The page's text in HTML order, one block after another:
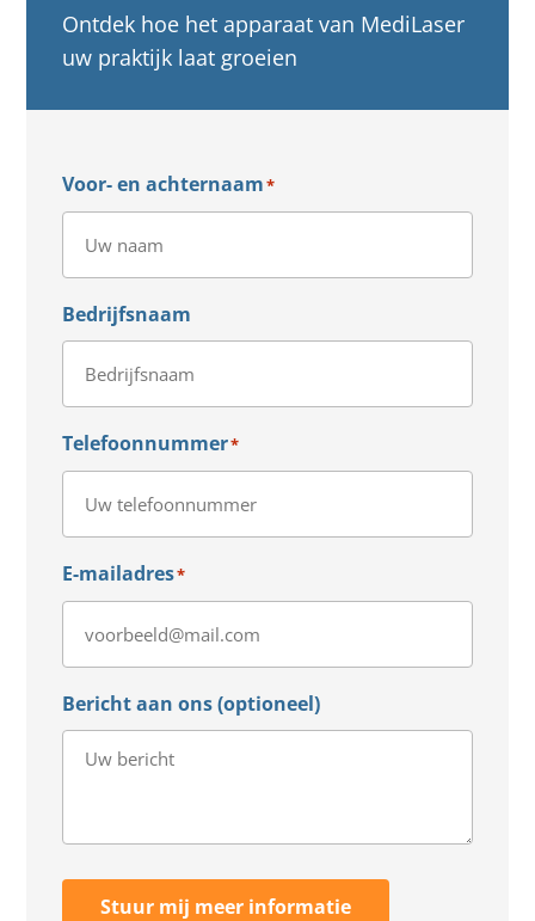
Ontdek hoe het apparaat van MediLaser
uw praktijk laat groeien
Voor- en achternaam*
Bedrijfsnaam
Telefoonnummer*
E-mailadres*
Bericht aan ons (optioneel)
Stuur mij meer informatie